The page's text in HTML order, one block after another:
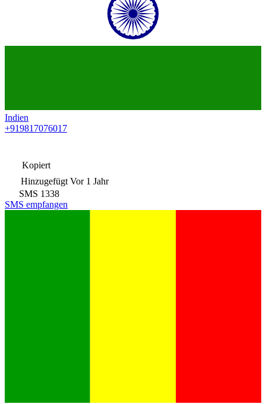
Indien
+919817076017
Kopiert
Hinzugefügt Vor 1 Jahr
SMS 1338
SMS empfangen